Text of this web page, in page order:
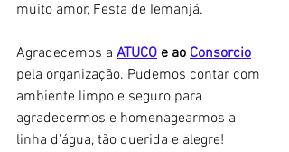
muito amor, Festa de Iemanjá.
Agradecemos a ATUCO e ao Consorcio
pela organização. Pudemos contar com
ambiente limpo e seguro para
agradecermos e homenagearmos a
linha d'água, tão querida e alegre!